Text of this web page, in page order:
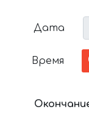
Дата
Время